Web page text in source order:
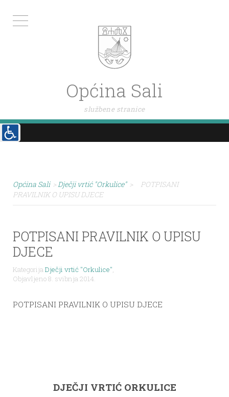
Općina Sali
službene stranice
Općina Sali > Dječji vrtić "Orkulice" >
POTPISANI
PRAVILNIK O UPISU DJECE
POTPISANI PRAVILNIK O UPISU
DJECE
KategorijaDječji vrtić "Orkulice",
Objavljeno 8. svibnja 2014.
POTPISANI PRAVILNIK O UPISU DJECE
DJEČJI VRTIĆ ORKULICE